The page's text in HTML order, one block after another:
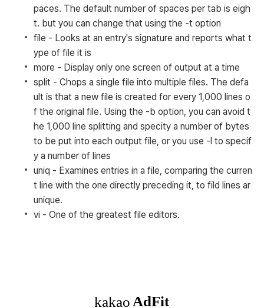
paces. The default number of spaces per tab is eigh
t. but you can change that using the -t option
file - Looks at an entry's signature and reports what t
ype of file it is
more - Display only one screen of output at a time
split - Chops a single file into multiple files. The defa
ult is that a new file is created for every 1,000 lines o
f the original file. Using the -b option, you can avoid t
he 1,000 line splitting and specity a number of bytes
to be put into each output file, or you use -l to specif
y a number of lines
uniq - Examines entries in a file, comparing the curren
t line with the one directly preceding it, to fild lines ar
unique.
vi - One of the greatest file editors.